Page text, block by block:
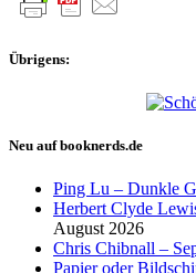
Übrigens:
Neu auf booknerds.de
Ping Lu – Dunkle
Herbert Clyde
August 2026
Chris Chibnall –
Papier oder